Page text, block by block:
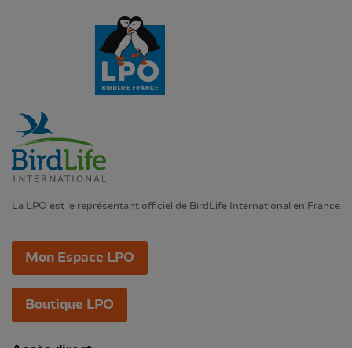
La LPO est le représentant officiel de BirdLife International en France
Mon Espace LPO
Boutique LPO